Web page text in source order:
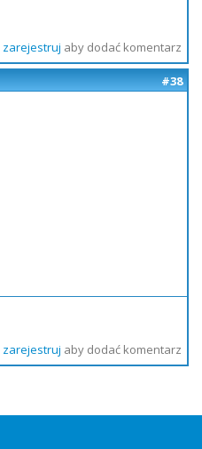
zarejestruj aby dodać komentarz
#38
zarejestruj aby dodać komentarz